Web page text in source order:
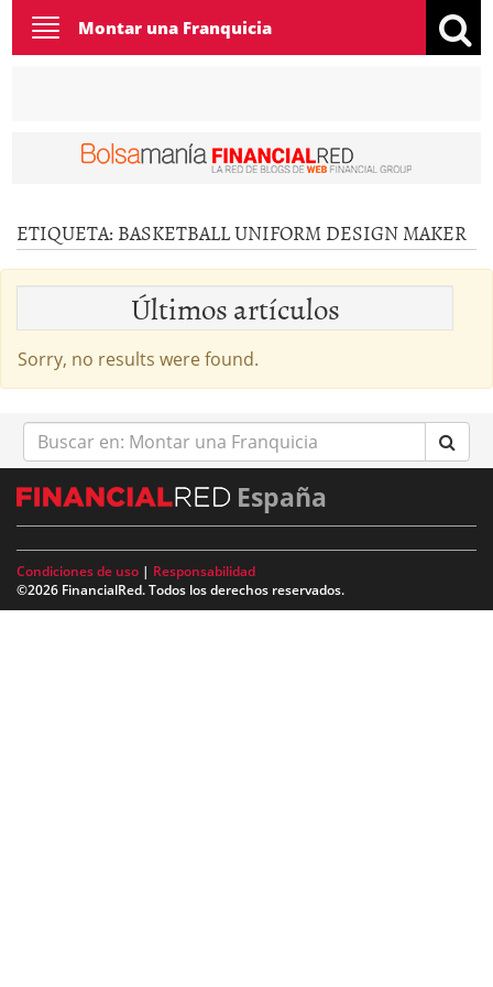
Toggle
navigation
Montar una Franquicia
ETIQUETA: BASKETBALL UNIFORM DESIGN MAKER
Últimos artículos
Sorry, no results were found.
Buscar
en:
España
Condiciones de uso | Responsabilidad
©2026 FinancialRed. Todos los derechos reservados.